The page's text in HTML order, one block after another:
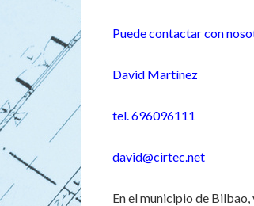
Puede contactar con
David Martínez
tel. 696096111
david@cirtec.net
En el municipio de